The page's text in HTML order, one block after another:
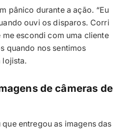
pânico durante a ação. “Eu
ouvi os disparos. Corri
escondi com uma cliente
quando nos sentimos
lojista.
de câmeras de
entregou as imagens das